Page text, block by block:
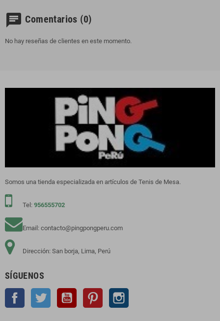
chat Comentarios (0)
No hay reseñas de clientes en este momento.
Somos una tienda especializada en artículos de Tenis de Mesa.
Tel: 956555702
Email: contacto@pingpongperu.com
Dirección: San borja, Lima, Perú
SÍGUENOS
Facebook Twitter YouTube Pinterest